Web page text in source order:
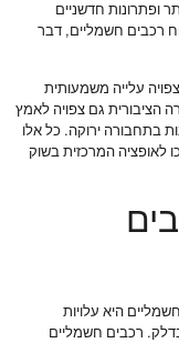
ופתרונות חדשניים
רכבים חשמליים, דבר
עלייה משמעותית
הציבורית גם צפויה לאמץ
בתחבורה ירוקה. כל אלו
לאופציה המרכזית בשוק
היא עלויות
רכבים חשמליים